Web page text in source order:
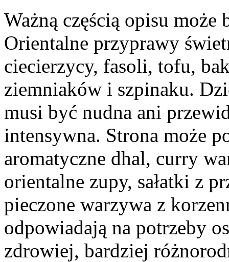
Ważną częścią opisu
Orientalne przyprawy
ciecierzycy, fasoli, tofu,
ziemniaków i szpinaku.
musi być nudna ani
intensywna. Strona może
aromatyczne dhal, curry
orientalne zupy, sałatki z
pieczone warzywa z
odpowiadają na potrzeby
zdrowiej, bardziej